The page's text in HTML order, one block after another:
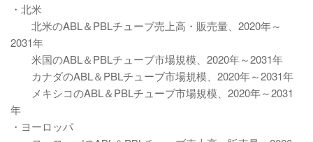
・北米
北米のABL＆PBLチューブ売上高・販売量、2020年～
2031年
米国のABL＆PBLチューブ市場規模、2020年～2031年
カナダのABL＆PBLチューブ市場規模、2020年～2031年
メキシコのABL＆PBLチューブ市場規模、2020年～2031
年
・ヨーロッパ